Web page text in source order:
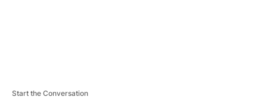
Start the Conversation